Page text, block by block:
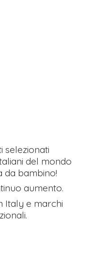
selezionati
del mondo
da bambino!
aumento.
Italy e marchi